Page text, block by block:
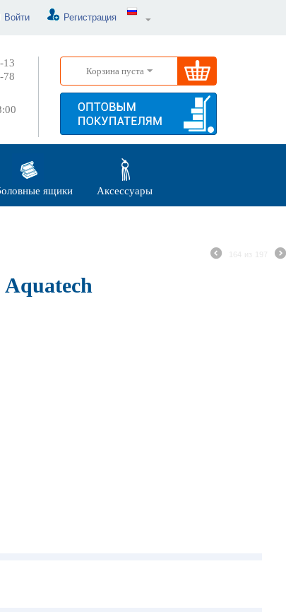
Войти Регистрация
13
78
Корзина пуста
ящики Аксессуары
164